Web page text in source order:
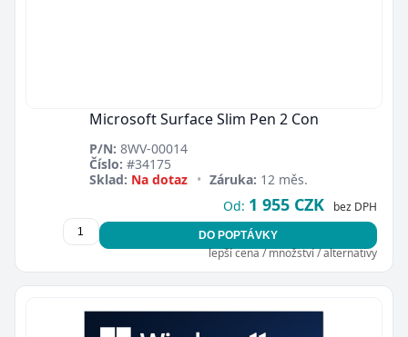
Microsoft Surface Slim Pen 2 Con
P/N: 8WV-00014
Číslo: #34175
Sklad: Na dotaz • Záruka: 12 měs.
Od: 1 955 CZK bez DPH
DO POPTÁVKY
lepší cena / množství / alternativy